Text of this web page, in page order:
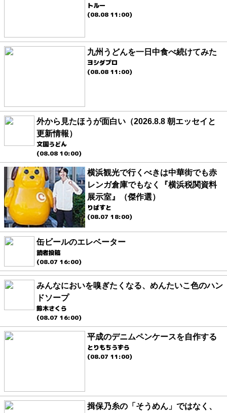
トルー
(08.08 11:00)
九州うどんを一日中食べ続けてみた
ヨシダプロ
(08.08 11:00)
外から見たほうが面白い（2026.8.8 朝エッセイと
更新情報）
文園うどん
(08.08 10:00)
横浜観光で行くべきは中華街でも赤
レンガ倉庫でもなく『横浜税関資料
展示室』（傑作選）
りばすと
(08.07 18:00)
缶ビールのエレベーター
読者投稿
(08.07 16:00)
みんなにおいを嗅ぎたくなる、めんたいこ色のハン
ドソープ
鈴木さくら
(08.07 16:00)
平成のデニムペンケースを自作する
とりもちうずら
(08.07 11:00)
揖保乃糸の「そうめん」ではなく、